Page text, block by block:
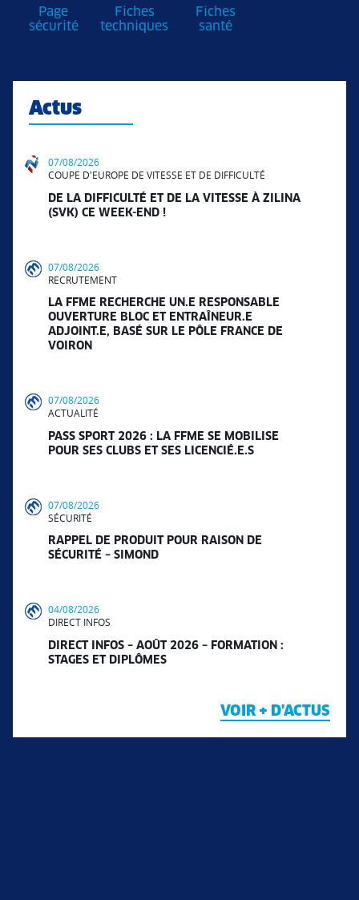
Page
sécurité
Fiches
techniques
Fiches
santé
Actus
07/08/2026
COUPE D'EUROPE DE VITESSE ET DE DIFFICULTÉ
DE LA DIFFICULTÉ ET DE LA VITESSE À ZILINA
(SVK) CE WEEK-END !
07/08/2026
RECRUTEMENT
LA FFME RECHERCHE UN.E RESPONSABLE
OUVERTURE BLOC ET ENTRAÎNEUR.E
ADJOINT.E, BASÉ SUR LE PÔLE FRANCE DE
VOIRON
07/08/2026
ACTUALITÉ
PASS SPORT 2026 : LA FFME SE MOBILISE
POUR SES CLUBS ET SES LICENCIÉ.E.S
07/08/2026
SÉCURITÉ
RAPPEL DE PRODUIT POUR RAISON DE
SÉCURITÉ – SIMOND
04/08/2026
DIRECT INFOS
DIRECT INFOS – AOÛT 2026 – FORMATION :
STAGES ET DIPLÔMES
VOIR + D'ACTUS